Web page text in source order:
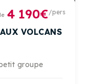
4 190€/pers
VOLCANS
groupe